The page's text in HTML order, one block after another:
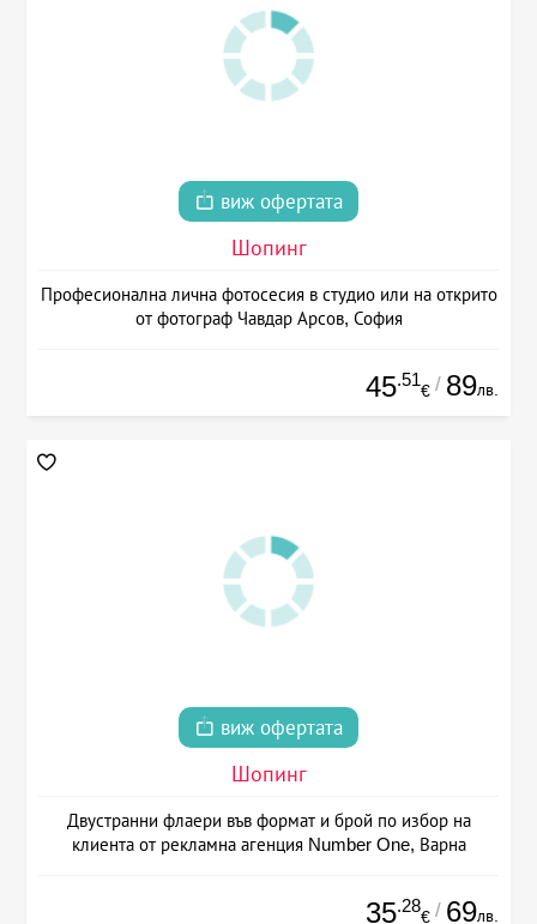
виж офертата
Шопинг
Професионална лична фотосесия в студио или на открито
от фотограф Чавдар Арсов, София
45.51
€ / 89лв.
виж офертата
Шопинг
Двустранни флаери във формат и брой по избор на
клиента от рекламна агенция Number One, Варна
35.28
€ / 69лв.